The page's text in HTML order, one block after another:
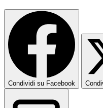
Condividi su Facebook